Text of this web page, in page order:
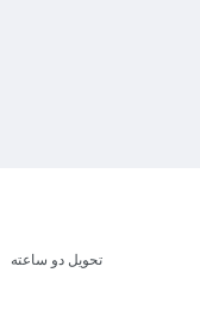
تحویل دو ساعته